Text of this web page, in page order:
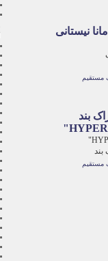
نیستانی
مستقیم
بند
بند
مستقیم